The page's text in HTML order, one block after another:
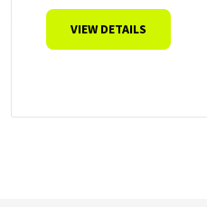
VIEW DETAILS